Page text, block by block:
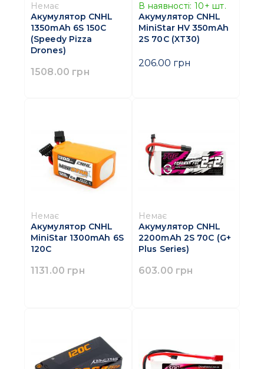
Немає
Акумулятор CNHL
1350mAh 6S 150C
(Speedy Pizza
Drones)
1508.00 грн
В наявності: 10+ шт.
Акумулятор CNHL
MiniStar HV 350mAh
2S 70C (XT30)
206.00 грн
Немає
Акумулятор CNHL
MiniStar 1300mAh 6S
120C
1131.00 грн
Немає
Акумулятор CNHL
2200mAh 2S 70C (G+
Plus Series)
603.00 грн